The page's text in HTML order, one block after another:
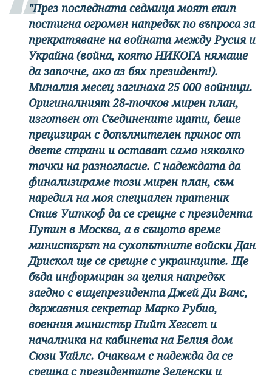
"През последната седмица моят екип
постигна огромен напредък по въпроса за
прекратяване на войната между Русия и
Украйна (война, която НИКОГА нямаше
да започне, ако аз бях президент!).
Миналия месец загинаха 25 000 войници.
Оригиналният 28-точков мирен план,
изготвен от Съединените щати, беше
прецизиран с допълнителен принос от
двете страни и остават само няколко
точки на разногласие. С надеждата да
финализираме този мирен план, съм
наредил на моя специален пратеник
Стив Уиткоф да се срещне с президента
Путин в Москва, а в същото време
министърът на сухопътните войски Дан
Дрискол ще се срещне с украинците. Ще
бъда информиран за целия напредък
заедно с вицепрезидента Джей Ди Ванс,
държавния секретар Марко Рубио,
военния министър Пийт Хегсет и
началника на кабинета на Белия дом
Сюзи Уайлс. Очаквам с надежда да се
срещна с президентите Зеленски и